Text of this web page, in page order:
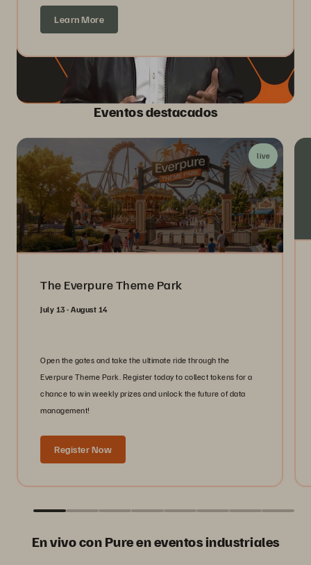
Learn More
Eventos destacados
live
The Everpure Theme Park
July 13 - August 14
Open the gates and take the ultimate ride through the
Everpure Theme Park. Register today to collect tokens for a
chance to win weekly prizes and unlock the future of data
management!
Register Now
En vivo con Pure en eventos industriales